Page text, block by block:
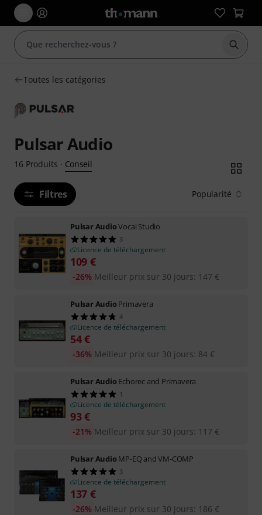
Toutes les catégories
Pulsar Audio
16 Produits · Conseil
Filtres Popularité
Pulsar AudioVocal Studio
3
Licence de téléchargement
109 €
Meilleur prix sur 30 jours: 147 €
-26%
Pulsar AudioPrimavera
4
Licence de téléchargement
54€
Meilleur prix sur 30 jours: 84 €
-36%
Pulsar AudioEchorec and Primavera
1
Licence de téléchargement
93€
Meilleur prix sur 30 jours: 117 €
-21%
Pulsar AudioMP-EQ and VM-COMP
3
Licence de téléchargement
137 €
Meilleur prix sur 30 jours: 186 €
-26%